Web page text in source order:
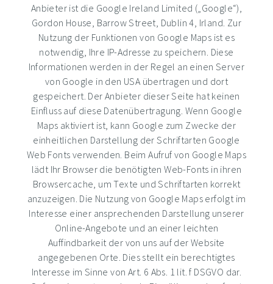
Anbieter ist die Google Ireland Limited („Google“),
Gordon House, Barrow Street, Dublin 4, Irland. Zur
Nutzung der Funktionen von Google Maps ist es
notwendig, Ihre IP-Adresse zu speichern. Diese
Informationen werden in der Regel an einen Server
von Google in den USA übertragen und dort
gespeichert. Der Anbieter dieser Seite hat keinen
Einfluss auf diese Datenübertragung. Wenn Google
Maps aktiviert ist, kann Google zum Zwecke der
einheitlichen Darstellung der Schriftarten Google
Web Fonts verwenden. Beim Aufruf von Google Maps
lädt Ihr Browser die benötigten Web-Fonts in ihren
Browsercache, um Texte und Schriftarten korrekt
anzuzeigen. Die Nutzung von Google Maps erfolgt im
Interesse einer ansprechenden Darstellung unserer
Online-Angebote und an einer leichten
Auffindbarkeit der von uns auf der Website
angegebenen Orte. Dies stellt ein berechtigtes
Interesse im Sinne von Art. 6 Abs. 1 lit. f DSGVO dar.